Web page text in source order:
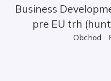
Business
pre EU trh
Obchod ·